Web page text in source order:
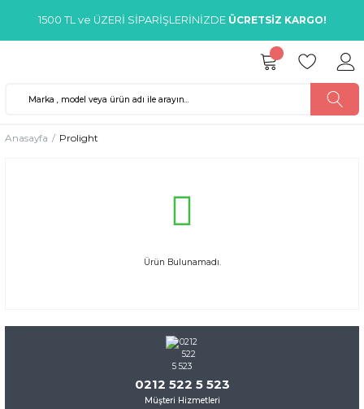
1500 TL ve ÜZERİ SİPARİŞLERİNİZDE ÜCRETSİZ KARGO!
Anasayfa Prolight
Ürün Bulunamadı.
0212 522 5 523
Müşteri Hizmetleri